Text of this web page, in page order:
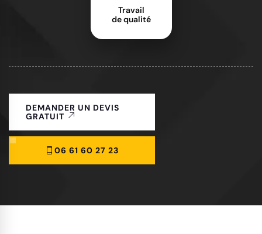
Travail
de qualité
DEMANDER UN DEVIS
GRATUIT
06 61 60 27 23